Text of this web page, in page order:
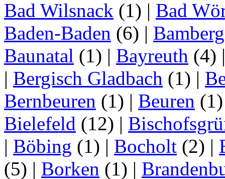
Bad Wilsnack (1) | Bad
Baden-Baden (6) | Bamberg
Baunatal (1) | Bayreuth (4)
| Bergisch Gladbach (1) |
Bernbeuren (1) | Beuren
Bielefeld (12) |
| Böbing (1) | Bocholt (2) |
(5) | Borken (1) |